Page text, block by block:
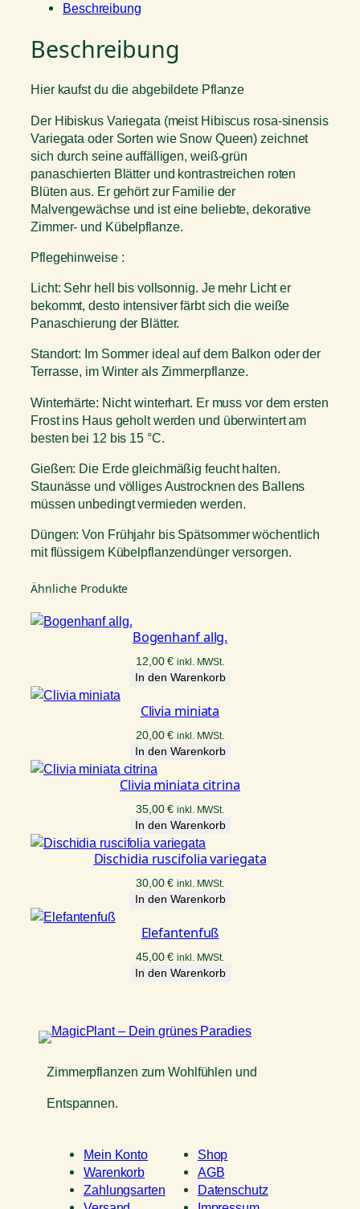
u
r
s
a
-
s
i
n
e
s
s
M
e
n
g
Beschreibung
Beschreibung
Hier kaufst du die abgebildete Pflanze
Der Hibiskus Variegata (meist Hibiscus rosa-sinensis
Variegata oder Sorten wie Snow Queen) zeichnet
sich durch seine auffälligen, weiß-grün
panaschierten Blätter und kontrastreichen roten
Blüten aus. Er gehört zur Familie der
Malvengewächse und ist eine beliebte, dekorative
Zimmer- und Kübelpflanze.
Pflegehinweise :
Licht: Sehr hell bis vollsonnig. Je mehr Licht er
bekommt, desto intensiver färbt sich die weiße
Panaschierung der Blätter.
Standort: Im Sommer ideal auf dem Balkon oder der
Terrasse, im Winter als Zimmerpflanze.
Winterhärte: Nicht winterhart. Er muss vor dem ersten
Frost ins Haus geholt werden und überwintert am
besten bei 12 bis 15 °C.
Gießen: Die Erde gleichmäßig feucht halten.
Staunässe und völliges Austrocknen des Ballens
müssen unbedingt vermieden werden.
Düngen: Von Frühjahr bis Spätsommer wöchentlich
mit flüssigem Kübelpflanzendünger versorgen.
Ähnliche Produkte
Bogenhanf allg.
12,00€ inkl. MWSt.
In den Warenkorb
Clivia miniata
20,00€ inkl. MWSt.
In den Warenkorb
Clivia miniata citrina
35,00€ inkl. MWSt.
In den Warenkorb
Dischidia ruscifolia variegata
30,00€ inkl. MWSt.
In den Warenkorb
Elefantenfuß
45,00€ inkl. MWSt.
In den Warenkorb
Zimmerpflanzen zum Wohlfühlen und
Entspannen.
Mein Konto
Warenkorb
Zahlungsarten
Shop
AGB
Datenschutz